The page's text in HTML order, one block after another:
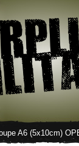
A6 (5x10cm)